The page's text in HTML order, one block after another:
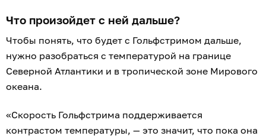
Что произойдет с ней дальше?
Чтобы понять, что будет с Гольфстримом дальше,
нужно разобраться с температурой на границе
Северной Атлантики и в тропической зоне Мирового
океана.
«Скорость Гольфстрима поддерживается
контрастом температуры, — это значит, что пока она